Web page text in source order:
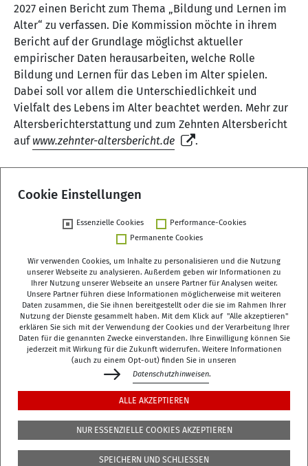
2027 einen Bericht zum Thema „Bildung und Lernen im
Alter“ zu verfassen. Die Kommission möchte in ihrem
Bericht auf der Grundlage möglichst aktueller
empirischer Daten herausarbeiten, welche Rolle
Bildung und Lernen für das Leben im Alter spielen.
Dabei soll vor allem die Unterschiedlichkeit und
Vielfalt des Lebens im Alter beachtet werden. Mehr zur
Altersberichterstattung und zum Zehnten Altersbericht
auf www.zehnter-altersbericht.de .
Zurück
Deutsches Zentrum für Altersfragen (DZA)
Manfred-von-Richthofen-Straße 2
12101 Berlin
dza-berlin dza de
+49 (0)30 - 260740-0
+49 (0)30 - 260740-33
Manfred-von-Richthofen-Str./Ecke Dudenstr.
Cookie Einstellungen
Essenzielle Cookies
Performance-Cookies
Permanente Cookies
Wir verwenden Cookies, um Inhalte zu personalisieren und die Nutzung
unserer Webseite zu analysieren. Außerdem geben wir Informationen zu
Ihrer Nutzung unserer Webseite an unsere Partner für Analysen weiter.
Unsere Partner führen diese Informationen möglicherweise mit weiteren
Daten zusammen, die Sie ihnen bereitgestellt oder die sie im Rahmen Ihrer
Nutzung der Dienste gesammelt haben. Mit dem Klick auf "Alle akzeptieren"
erklären Sie sich mit der Verwendung der Cookies und der Verarbeitung Ihrer
Daten für die genannten Zwecke einverstanden. Ihre Einwilligung können Sie
jederzeit mit Wirkung für die Zukunft widerrufen. Weitere Informationen
(auch zu einem Opt-out) finden Sie in unseren
Datenschutzhinweisen.
ALLE AKZEPTIEREN
NUR ESSENZIELLE COOKIES AKZEPTIEREN
SPEICHERN UND SCHLIESSEN